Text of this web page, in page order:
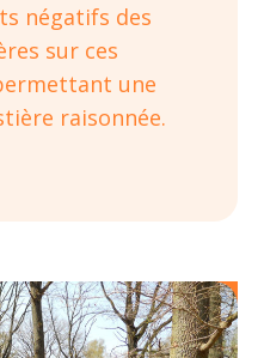
négatifs des
sur ces
une
raisonnée.